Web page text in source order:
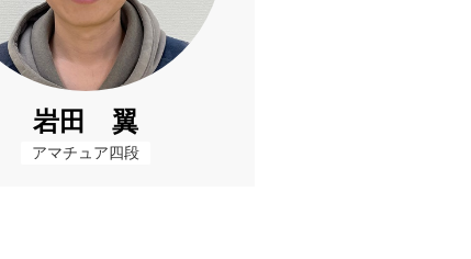
岩田 翼
アマチュア四段